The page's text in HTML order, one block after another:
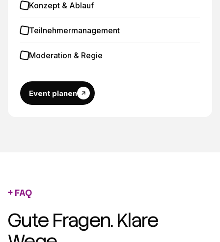
Konzept & Ablauf
Teilnehmermanagement
Moderation & Regie
Event planen
FAQ
Gute Fragen. Klare